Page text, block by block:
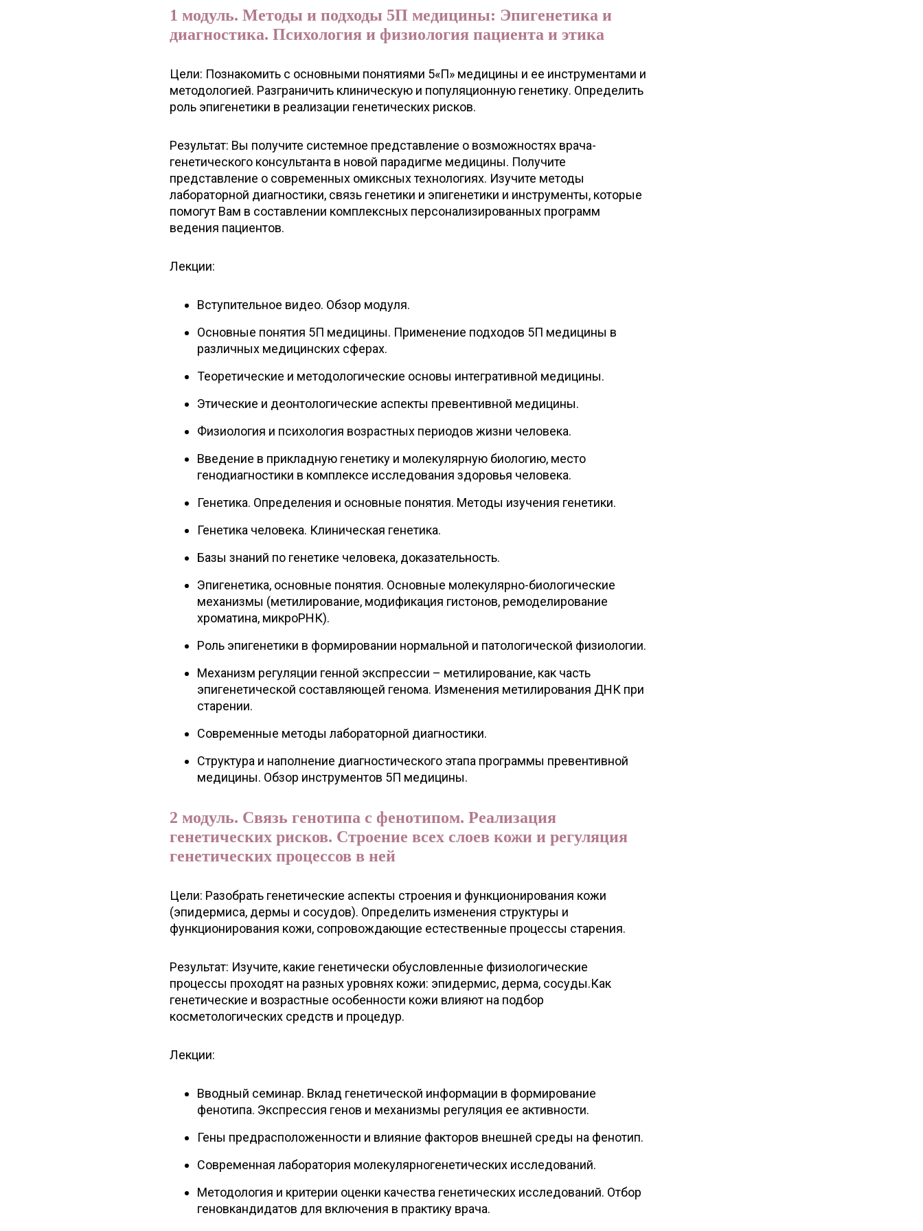
1 модуль. Методы и подходы 5П медицины: Эпигенетика и
диагностика. Психология и физиология пациента и этика
Цели: Познакомить с основными понятиями 5«П» медицины и ее инструментами и
методологией. Разграничить клиническую и популяционную генетику. Определить
роль эпигенетики в реализации генетических рисков.
Результат: Вы получите системное представление о возможностях врача-
генетического консультанта в новой парадигме медицины. Получите
представление о современных омиксных технологиях. Изучите методы
лабораторной диагностики, связь генетики и эпигенетики и инструменты, которые
помогут Вам в составлении комплексных персонализированных программ
ведения пациентов.
Лекции:
Вступительное видео. Обзор модуля.
Основные понятия 5П медицины. Применение подходов 5П медицины в
различных медицинских сферах.
Теоретические и методологические основы интегративной медицины.
Этические и деонтологические аспекты превентивной медицины.
Физиология и психология возрастных периодов жизни человека.
Введение в прикладную генетику и молекулярную биологию, место
генодиагностики в комплексе исследования здоровья человека.
Генетика. Определения и основные понятия. Методы изучения генетики.
Генетика человека. Клиническая генетика.
Базы знаний по генетике человека, доказательность.
Эпигенетика, основные понятия. Основные молекулярно-биологические
механизмы (метилирование, модификация гистонов, ремоделирование
хроматина, микроРНК).
Роль эпигенетики в формировании нормальной и патологической физиологии.
Механизм регуляции генной экспрессии – метилирование, как часть
эпигенетической составляющей генома. Изменения метилирования ДНК при
старении.
Современные методы лабораторной диагностики.
Структура и наполнение диагностического этапа программы превентивной
медицины. Обзор инструментов 5П медицины.
2 модуль. Связь генотипа с фенотипом. Реализация
генетических рисков. Строение всех слоев кожи и регуляция
генетических процессов в ней
Цели: Разобрать генетические аспекты строения и функционирования кожи
(эпидермиса, дермы и сосудов). Определить изменения структуры и
функционирования кожи, сопровождающие естественные процессы старения.
Результат: Изучите, какие генетически обусловленные физиологические
процессы проходят на разных уровнях кожи: эпидермис, дерма, сосуды.Как
генетические и возрастные особенности кожи влияют на подбор
косметологических средств и процедур.
Лекции:
Вводный семинар. Вклад генетической информации в формирование
фенотипа. Экспрессия генов и механизмы регуляция ее активности.
Гены предрасположенности и влияние факторов внешней среды на фенотип.
Современная лаборатория молекулярногенетических исследований.
Методология и критерии оценки качества генетических исследований. Отбор
геновкандидатов для включения в практику врача.